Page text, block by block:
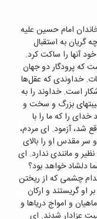
امام حسین علیه
گریان به استقبال
آنها را ساکت کرد.
که پرودگار دو جهان
خداوندی که عقل‌ها
است. خداوند را به
بزرگ و سخت و
را که ما را با
شد، آزمود. ای مردم،
سر مقدس او را بالای
و مانندی ندارد. ای
دلشاد خواهد بود؟
چشمی که از ریختن
گریستند و ارکان
و امواج دریاها و
عزادار شدند. ای